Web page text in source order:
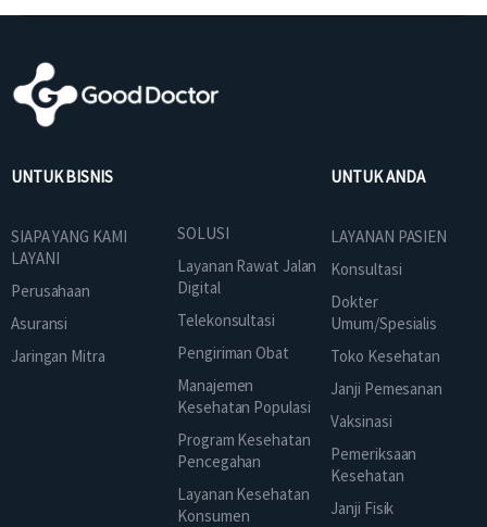
UNTUK BISNIS
SIAPA YANG KAMI
LAYANI
Perusahaan
Asuransi
Jaringan Mitra
SOLUSI
Layanan Rawat Jalan
Digital
Telekonsultasi
Pengiriman Obat
Manajemen
Kesehatan Populasi
Program Kesehatan
Pencegahan
Layanan Kesehatan
Konsumen
UNTUK ANDA
LAYANAN PASIEN
Konsultasi
Dokter
Umum/Spesialis
Toko Kesehatan
Janji Pemesanan
Vaksinasi
Pemeriksaan
Kesehatan
Janji Fisik